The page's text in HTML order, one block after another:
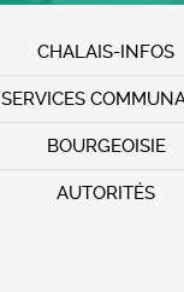
CHALAIS-INFOS
SERVICES
BOURGEOISIE
AUTORITÉS